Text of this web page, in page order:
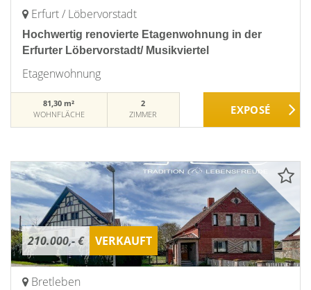
Erfurt / Löbervorstadt
Hochwertig renovierte Etagenwohnung in der
Erfurter Löbervorstadt/ Musikviertel
Etagenwohnung
81,30 m²
WOHNFLÄCHE
2
ZIMMER
210.000,- € VERKAUFT
Bretleben